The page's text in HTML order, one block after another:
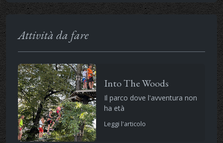
Attività da fare
Into The Woods
Il parco dove l'avventura non
ha età
Leggi l'articolo